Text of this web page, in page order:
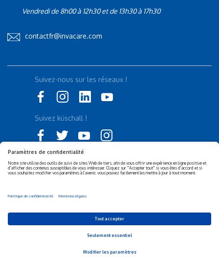
Vendredi de 8h00 à 12h30 et de 13h30 à 17h30
contactfr@invacare.com
Déclaration d'accessibilité
Politique de confidentialité
Responsabilité sociétale de
© 2026 Invacare Corporation - All rights reserved.
Suivez-nous sur les réseaux !
Suivez küschall !